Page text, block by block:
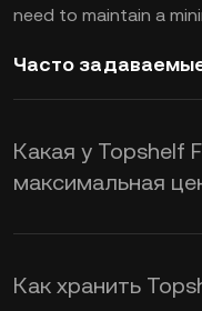
need to maintain a
Часто
Какая у Topshelf
максимальная
Как хранить